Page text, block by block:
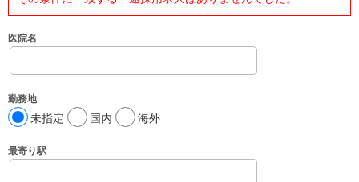
医院名
勤務地
未指定 国内 海外
最寄り駅